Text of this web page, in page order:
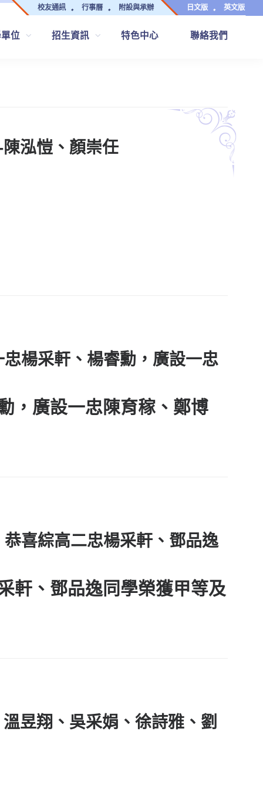
校友通訊 行事曆 附設與承辦 日文版 英文版
位 招生資訊 特色中心 聯絡我們
泓愷、顏崇任
楊采軒、楊睿勳，廣設一忠
，廣設一忠陳育稼 、 鄭博
喜綜高二忠楊采軒、鄧品逸
軒 、 鄧品逸同學榮獲甲等及
昱翔、吳采娟、徐詩雅、劉